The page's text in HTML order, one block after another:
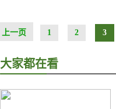
上一页 1 2 3
大家都在看